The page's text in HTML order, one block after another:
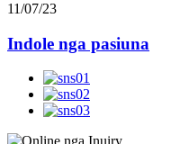
11/07/23
Indole nga pasiuna